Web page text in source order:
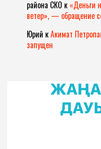
района СКО к «Деньги
ветер», — обращение
Юрий кАкимат
запущен